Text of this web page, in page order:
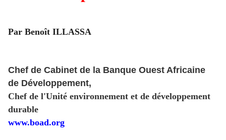
Par Benoît ILLASSA
Chef de Cabinet de la Banque Ouest Africaine
de Développement,
Chef de l'Unité environnement et de développement
durable
www.boad.org